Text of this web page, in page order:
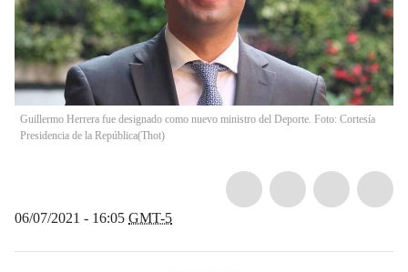
Guillermo Herrera fue designado como nuevo ministro del Deporte. Foto: Cortesía
Presidencia de la República(Thot)
06/07/2021 - 16:05 GMT-5